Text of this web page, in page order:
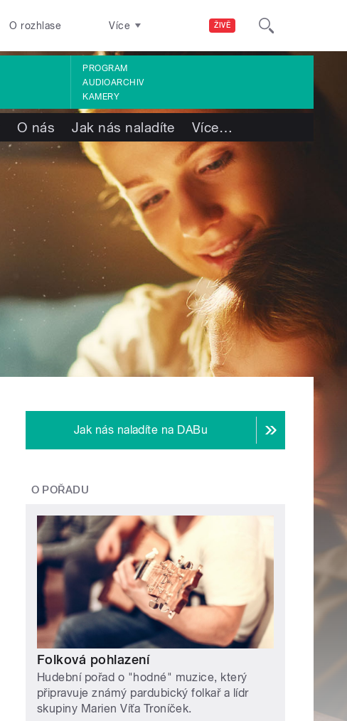
ŽIVĚ
O rozhlase Více
PROGRAM
AUDIOARCHIV
KAMERY
O nás Jak nás naladíte Více…
Jak nás naladíte na DABu
O POŘADU
Folková pohlazení
Hudební pořad o "hodné" muzice, který
připravuje známý pardubický folkař a lídr
skupiny Marien Víťa Troníček.